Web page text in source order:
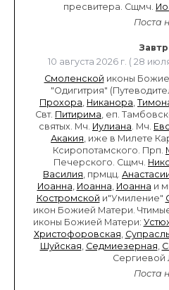
пресвитера. Сщмч.
Поста
10 августа 2026 г. ( 28
Смоленской иконы
"Одигитрия"
Прохора, Никанора,
Свт. Питирима, еп.
святых. Мч. Иулиана. Мч.
Акакия, иже в Милете
Ксиропотамского. Прп.
Печерского. Сщмч.
Василия, прмцц.
Иоанна, Иоанна, Иоанна и
Костромской и"Умиление"
икон Божией Матери.
иконы Божией Матери:
Христофоровская,
Шуйская, Седмиезерная,
Сергиевой
Поста